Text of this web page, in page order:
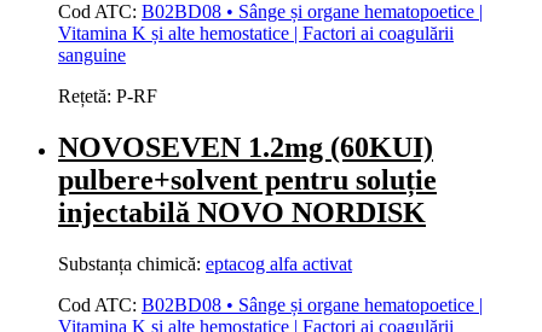
Cod ATC: B02BD08 • Sânge și organe hematopoetice |
Vitamina K și alte hemostatice | Factori ai coagulării
sanguine
Rețetă: P-RF
NOVOSEVEN 1.2mg (60KUI)
pulbere+solvent pentru soluție
injectabilă NOVO NORDISK
Substanța chimică: eptacog alfa activat
Cod ATC: B02BD08 • Sânge și organe hematopoetice |
Vitamina K și alte hemostatice | Factori ai coagulării